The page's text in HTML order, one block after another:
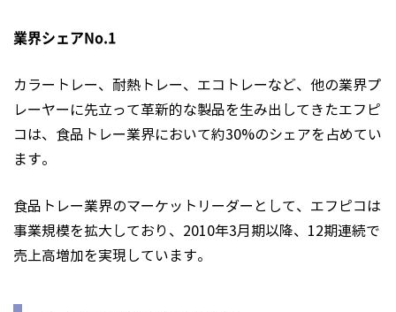
業界シェアNo.1
カラートレー、耐熱トレー、エコトレーなど、他の業界プ
レーヤーに先立って革新的な製品を生み出してきたエフピ
コは、食品トレー業界において約30%のシェアを占めてい
ます。
食品トレー業界のマーケットリーダーとして、エフピコは
事業規模を拡大しており、2010年3月期以降、12期連続で
売上高増加を実現しています。